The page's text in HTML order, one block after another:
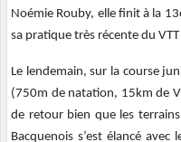
Noémie Rouby, elle finit à la
sa pratique très récente du
Le lendemain, sur la course
(750m de natation, 15km de
de retour bien que les terrains
Bacquenois s’est élancé